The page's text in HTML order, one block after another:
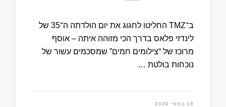
ב־TMZ החליטו לחגוג את יום הולדתה ה־35 של
לינדזי פלאס בדרך הכי מזוהה איתה – אוסף
מרוכז של “צילומים חמים” שמסכמים עשור של
נוכחות בולטת …
19 במאי 2026